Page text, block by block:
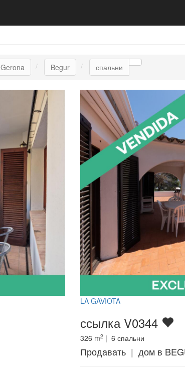
Gerona Begur спальни
LA GAVIOTA
ссылка V0344
326 m2 | 6 спальни
Продавать | дом в